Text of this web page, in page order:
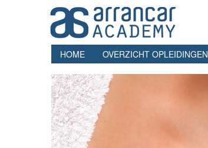
HOME OVERZICHT OPLEIDINGEN